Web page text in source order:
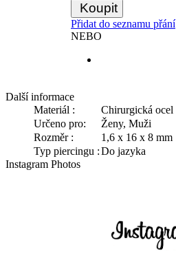
Koupit
Přidat do seznamu přání
NEBO
Další informace
Materiál :
Chirurgická ocel
Určeno pro:
Ženy, Muži
Rozměr :
1,6 x 16 x 8 mm
Typ piercingu :Do jazyka
Instagram Photos